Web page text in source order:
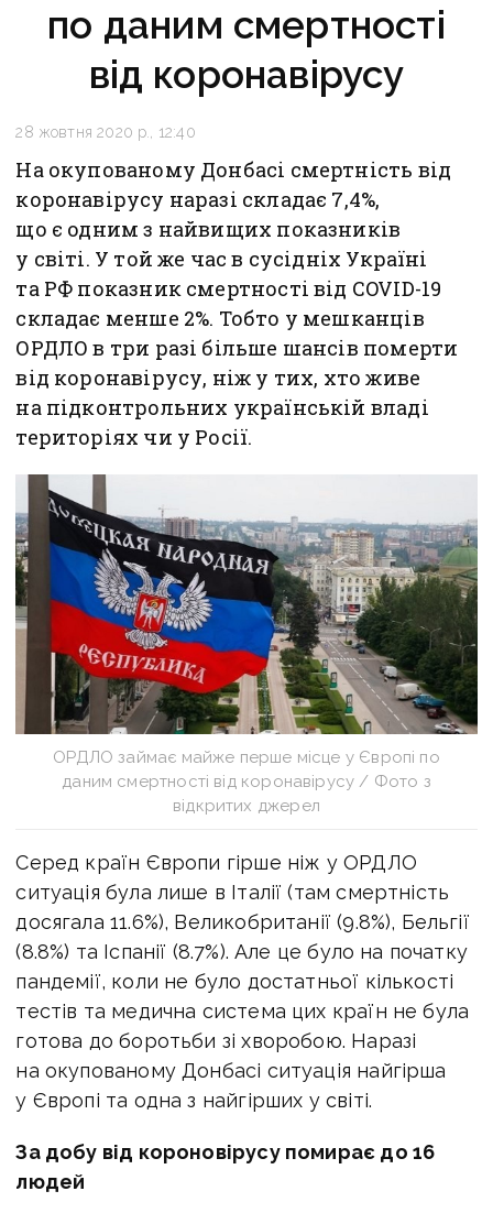
по даним смертності
від коронавірусу
28 жовтня 2020 р., 12:40
На окупованому Донбасі смертність від
коронавірусу наразі складає 7,4%,
що є одним з найвищих показників
у світі. У той же час в сусідніх Україні
та РФ показник смертності від COVID-19
складає менше 2%. Тобто у мешканців
ОРДЛО в три разі більше шансів померти
від коронавірусу, ніж у тих, хто живе
на підконтрольних українській владі
територіях чи у Росії.
ОРДЛО займає майже перше місце у Європі по
даним смертності від коронавірусу / Фото з
відкритих джерел
Серед країн Європи гірше ніж у ОРДЛО
ситуація була лише в Італії (там смертність
досягала 11.6%), Великобританії (9.8%), Бельгії
(8.8%) та Іспанії (8.7%). Але це було на початку
пандемії, коли не було достатньої кількості
тестів та медична система цих країн не була
готова до боротьби зі хворобою. Наразі
на окупованому Донбасі ситуація найгірша
у Європі та одна з найгірших у світі.
За добу від короновірусу помирає до 16
людей